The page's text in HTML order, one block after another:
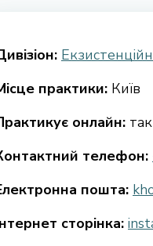
практики: Київ
онлайн: так
телефон:
пошта:
сторінка: